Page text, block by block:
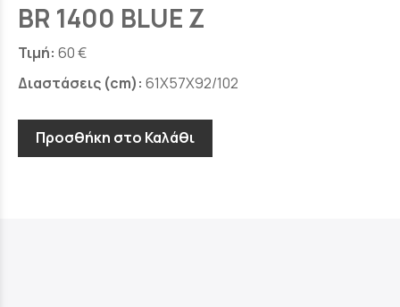
BR 1400 BLUE Z
Τιμή: 60 €
Διαστάσεις (cm): 61X57X92/102
Προσθήκη στο Καλάθι